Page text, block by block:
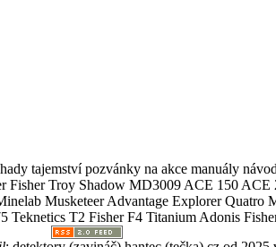
tajemství pozvánky na akce manuály
Troy Shadow MD3009 ACE 150
Musketeer Advantage Explorer Quatro
T2 Fisher F4 Titanium Adonis